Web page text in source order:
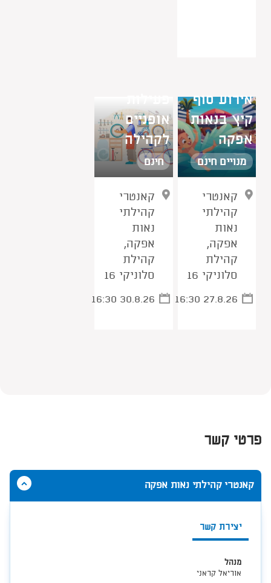
אירוע סוף
קיץ בנאות
אפקה
מנויים חינם
קאנטרי
קהילתי
נאות
אפקה,
קהילת
סלוניקי 16
16:30 27.8.26
אופניים
לקהילה
חינם
קאנטרי
קהילתי
נאות
אפקה,
קהילת
סלוניקי 16
16:30 30.8.26
פרטי קשר
הסתר
תוכן
אודות
קאנטרי קהילתי נאות אפקה
יצירת קשר
מנהל
אוריאל קראני